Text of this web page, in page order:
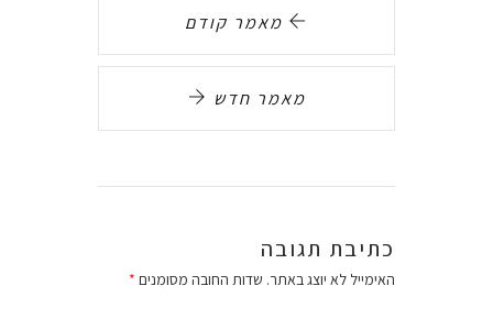
מאמר קודם
מאמר חדש
כתיבת תגובה
האימייל לא יוצג באתר. שדות החובה מסומנים *